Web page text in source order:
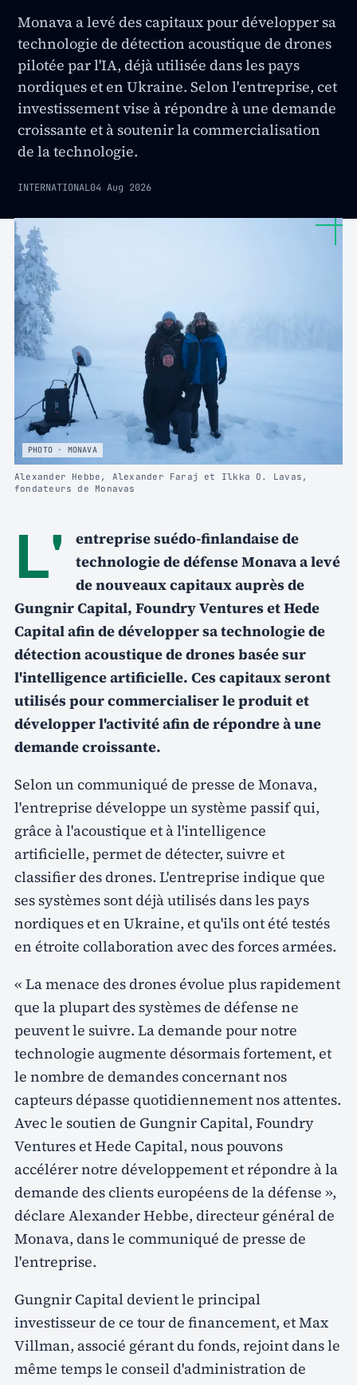
Monava a levé des capitaux pour développer sa
technologie de détection acoustique de drones
pilotée par l'IA, déjà utilisée dans les pays
nordiques et en Ukraine. Selon l'entreprise, cet
investissement vise à répondre à une demande
croissante et à soutenir la commercialisation
de la technologie.
INTERNATIONAL04 Aug 2026
PHOTO · MONAVA
Alexander Hebbe, Alexander Faraj et Ilkka O. Lavas,
fondateurs de Monavas
L'
entreprise suédo-finlandaise de
technologie de défense Monava a levé
de nouveaux capitaux auprès de
Gungnir Capital, Foundry Ventures et Hede
Capital afin de développer sa technologie de
détection acoustique de drones basée sur
l'intelligence artificielle. Ces capitaux seront
utilisés pour commercialiser le produit et
développer l'activité afin de répondre à une
demande croissante.
Selon un communiqué de presse de Monava,
l'entreprise développe un système passif qui,
grâce à l'acoustique et à l'intelligence
artificielle, permet de détecter, suivre et
classifier des drones. L'entreprise indique que
ses systèmes sont déjà utilisés dans les pays
nordiques et en Ukraine, et qu'ils ont été testés
en étroite collaboration avec des forces armées.
« La menace des drones évolue plus rapidement
que la plupart des systèmes de défense ne
peuvent le suivre. La demande pour notre
technologie augmente désormais fortement, et
le nombre de demandes concernant nos
capteurs dépasse quotidiennement nos attentes.
Avec le soutien de Gungnir Capital, Foundry
Ventures et Hede Capital, nous pouvons
accélérer notre développement et répondre à la
demande des clients européens de la défense »,
déclare Alexander Hebbe, directeur général de
Monava, dans le communiqué de presse de
l'entreprise.
Gungnir Capital devient le principal
investisseur de ce tour de financement, et Max
Villman, associé gérant du fonds, rejoint dans le
même temps le conseil d'administration de